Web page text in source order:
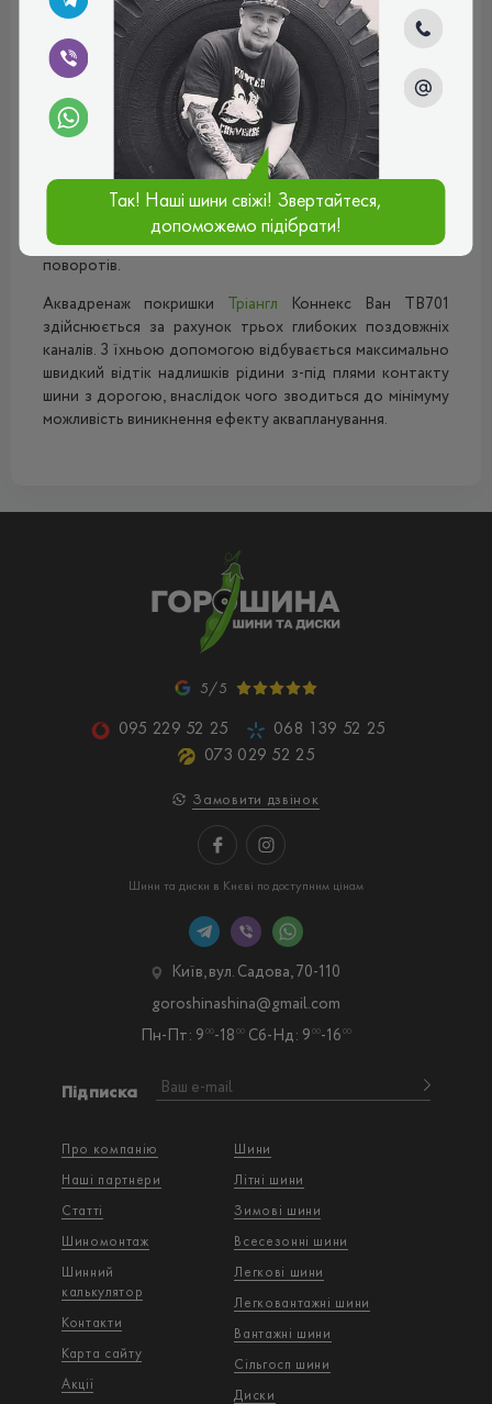
Бігова доріжка протекторного рисунка складається з
двох монолітних поздовжніх ребер. Така конструкція,
по-перше, гарантує відмінний показник курсової
стійкості при русі, а, по-друге, створює максимально
велику контактну пляму між шиною та дорогою.
Внаслідок цього демонструються чудові тягово-зчіпні
та гальмівні властивості, як на сухому, так і на мокрому
асфальті. У плечових зонах розташовані прямокутні
закруглені блоки підвищеної жорсткості, що
відповідають за стабільний показник зчеплення з
дорогою при маневруванні та проходженні складних
поворотів.
Аквадренаж покришки Тріангл Коннекс Ван ТВ701
здійснюється за рахунок трьох глибоких поздовжніх
каналів. З їхньою допомогою відбувається максимально
швидкий відтік надлишків рідини з-під плями контакту
шини з дорогою, внаслідок чого зводиться до мінімуму
можливість виникнення ефекту аквапланування.
5/5
095 229 52 25
068 139 52 25
073 029 52 25
Замовити дзвінок
Шини та диски в Києві по доступним цінам
Про компанію
Наші партнери
Статті
Шиномонтаж
Шинний
калькулятор
Контакти
Карта сайту
Акції
Шини
Літні шини
Зимові шини
Всесезонні шини
Легкові шини
Легковантажнi шини
Вантажнi шини
Сільгосп шини
Диски
Підписка
Київ, вул. Садова, 70-110
Пн-Пт: 9 00-18 00 Сб-Нд: 9 00-16 00
goroshinashina@gmail.com
Так! Наші шини свіжі! Звертайтеся,
допоможемо підібрати!